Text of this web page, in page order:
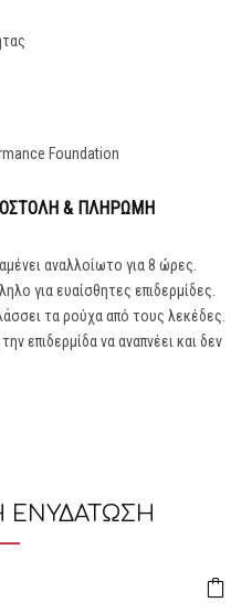
Foundation
& ΠΛΗΡΩΜΉ
αναλλοίωτο για 8 ώρες.
για ευαίσθητες επιδερμίδες.
τα ρούχα από τους λεκέδες.
επιδερμίδα να αναπνέει και δεν
ΕΝΥΔΑΤΩΣΗ